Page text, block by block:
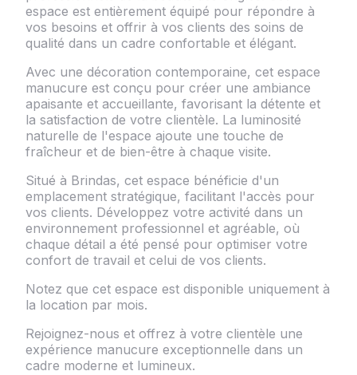
espace est entièrement équipé pour répondre à
vos besoins et offrir à vos clients des soins de
qualité dans un cadre confortable et élégant.
Avec une décoration contemporaine, cet espace
manucure est conçu pour créer une ambiance
apaisante et accueillante, favorisant la détente et
la satisfaction de votre clientèle. La luminosité
naturelle de l'espace ajoute une touche de
fraîcheur et de bien-être à chaque visite.
Situé à Brindas, cet espace bénéficie d'un
emplacement stratégique, facilitant l'accès pour
vos clients. Développez votre activité dans un
environnement professionnel et agréable, où
chaque détail a été pensé pour optimiser votre
confort de travail et celui de vos clients.
Notez que cet espace est disponible uniquement à
la location par mois.
Rejoignez-nous et offrez à votre clientèle une
expérience manucure exceptionnelle dans un
cadre moderne et lumineux.